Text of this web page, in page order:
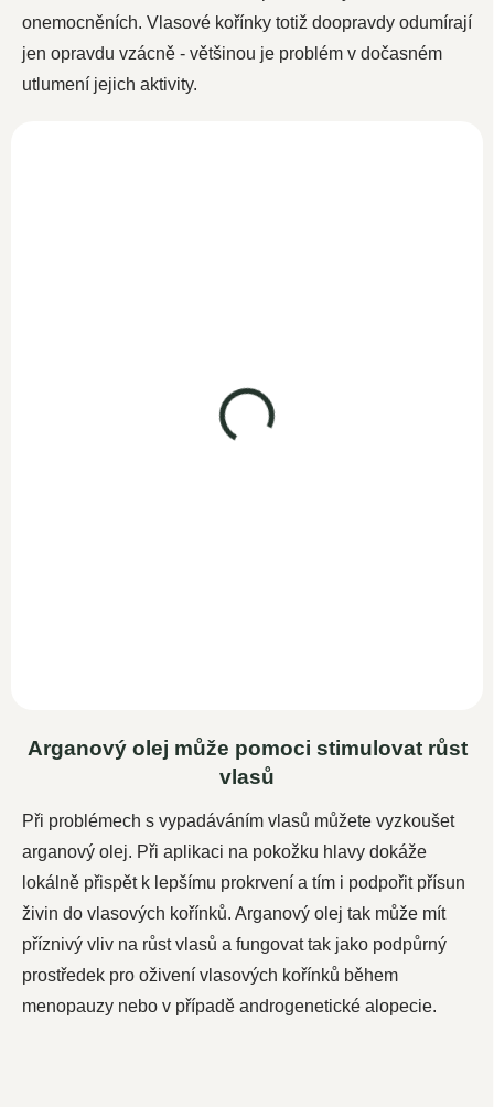
onemocněních. Vlasové kořínky totiž doopravdy odumírají
jen opravdu vzácně - většinou je problém v dočasném
utlumení jejich aktivity.
Arganový olej může pomoci stimulovat růst
vlasů
Při problémech s vypadáváním vlasů můžete vyzkoušet
arganový olej. Při aplikaci na pokožku hlavy dokáže
lokálně přispět k lepšímu prokrvení a tím i podpořit přísun
živin do vlasových kořínků. Arganový olej tak může mít
příznivý vliv na růst vlasů a fungovat tak jako podpůrný
prostředek pro oživení vlasových kořínků během
menopauzy nebo v případě androgenetické alopecie.